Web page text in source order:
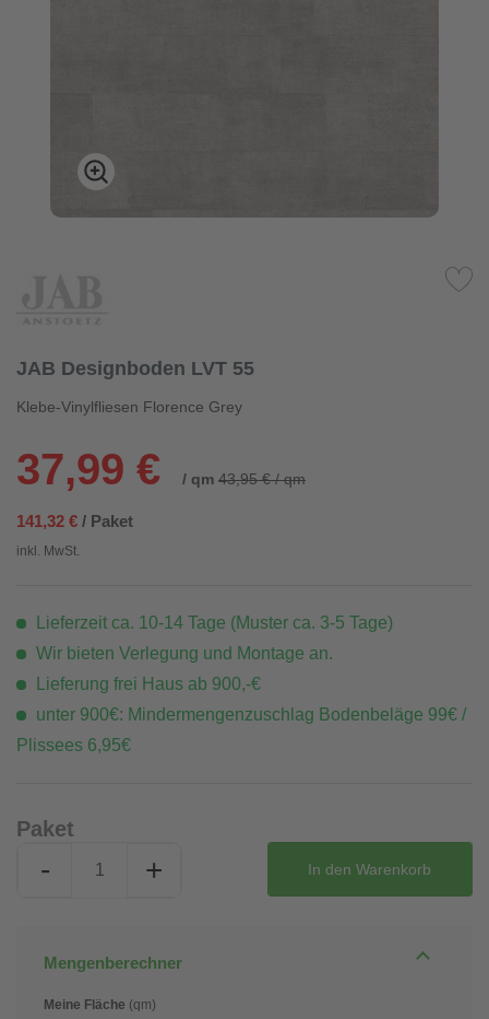
JAB Designboden LVT 55
Klebe-Vinylfliesen Florence Grey
37,99 € / qm 43,95 € / qm
141,32 € / Paket
inkl. MwSt.
Lieferzeit ca. 10-14 Tage (Muster ca. 3-5 Tage)
Wir bieten Verlegung und Montage an.
Lieferung frei Haus ab 900,-€
unter 900€: Mindermengenzuschlag Bodenbeläge 99€ /
Plissees 6,95€
Paket
- + In den Warenkorb
Mengenberechner
Meine Fläche (qm)